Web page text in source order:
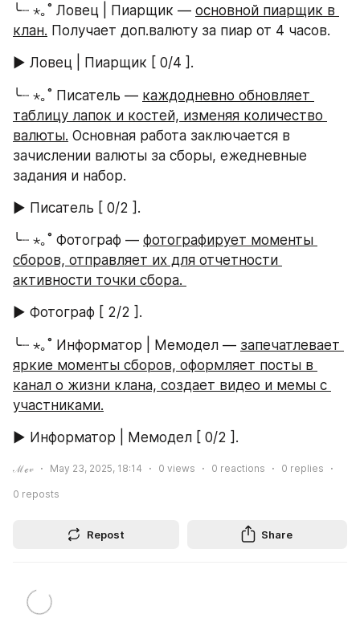
╰┈ ⋆｡˚ Ловец | Пиарщик — основной пиарщик в
клан. Получает доп.валюту за пиар от 4 часов.
► Ловец | Пиарщик [ 0/4 ].
╰┈ ⋆｡˚ Писатель — каждодневно обновляет
таблицу лапок и костей, изменяя количество
валюты. Основная работа заключается в
зачислении валюты за сборы, ежедневные
задания и набор.
► Писатель [ 0/2 ].
╰┈ ⋆｡˚ Фотограф — фотографирует моменты
сборов, отправляет их для отчетности
активности точки сбора.
► Фотограф [ 2/2 ].
╰┈ ⋆｡˚ Информатор | Мемодел — запечатлевает
яркие моменты сборов, оформляет посты в
канал о жизни клана, создает видео и мемы с
участниками.
► Информатор | Мемодел [ 0/2 ].
ℳℯ𝓋 May 23, 2025, 18:14 0 views 0 reactions 0 replies
0 reposts
Repost Share